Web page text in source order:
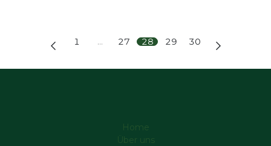
1 … 27 28 29 30
Home
Über uns